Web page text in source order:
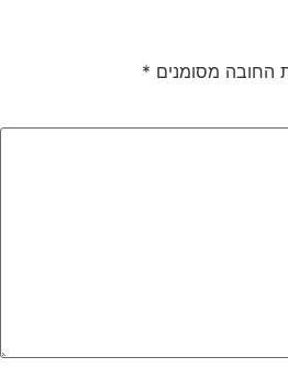
החובה מסומנים *